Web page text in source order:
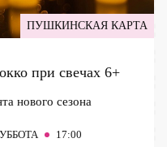
ПУШКИНСКАЯ КАРТА
при свечах 6+
нового сезона
17:00